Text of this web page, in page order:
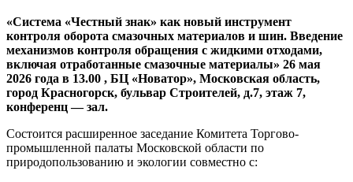
«Система «Честный знак» как новый инструмент
контроля оборота смазочных материалов и шин. Введение
механизмов контроля обращения с жидкими отходами,
включая отработанные смазочные материалы» 26 мая
2026 года в 13.00 , БЦ «Новатор», Московская область,
город Красногорск, бульвар Строителей, д.7, этаж 7,
конференц — зал.
Состоится расширенное заседание Комитета Торгово-
промышленной палаты Московской области по
природопользованию и экологии совместно с: